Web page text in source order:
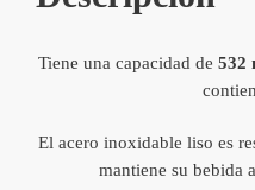
Tiene una capacidad de 532
El acero inoxidable liso es
mantiene su bebida